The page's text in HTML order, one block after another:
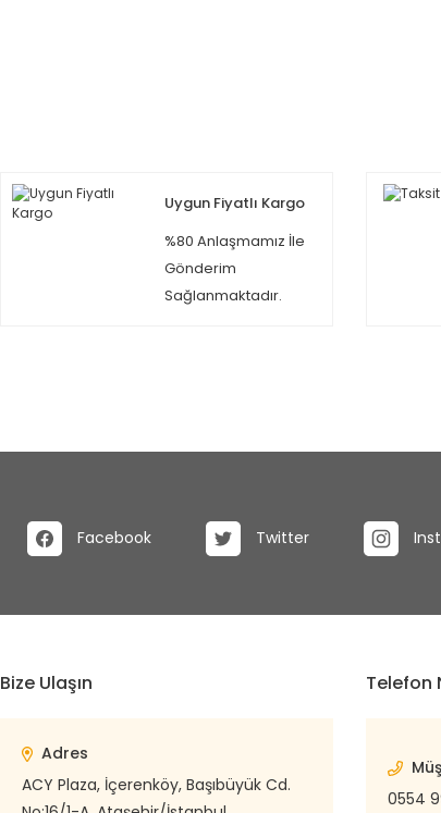
Uygun Fiyatlı Kargo
%80 Anlaşmamız İle
Gönderim
Sağlanmaktadır.
Facebook Twitter
Bize Ulaşın
Adres
ACY Plaza, İçerenköy, Başıbüyük Cd.
Telefon
0554